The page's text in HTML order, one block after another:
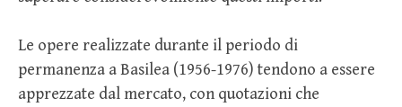
Le opere realizzate durante il periodo di
permanenza a Basilea (1956-1976) tendono a essere
apprezzate dal mercato, con quotazioni che